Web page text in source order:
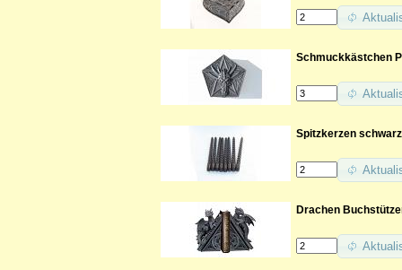
Schmuckkästchen
Spitzkerzen schwarz
Drachen